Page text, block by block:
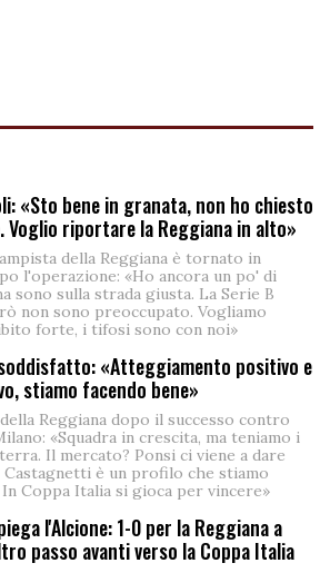
«Sto bene in granata, non ho chiesto
Voglio riportare la Reggiana in alto»
della Reggiana è tornato in
l'operazione: «Ho ancora un po' di
sono sulla strada giusta. La Serie B
non sono preoccupato. Vogliamo
forte, i tifosi sono con noi»
«Atteggiamento positivo e
stiamo facendo bene»
Reggiana dopo il successo contro
«Squadra in crescita, ma teniamo i
Il mercato? Ponsi ci viene a dare
Castagnetti è un profilo che stiamo
Coppa Italia si gioca per vincere»
l'Alcione: 1-0 per la Reggiana a
passo avanti verso la Coppa Italia